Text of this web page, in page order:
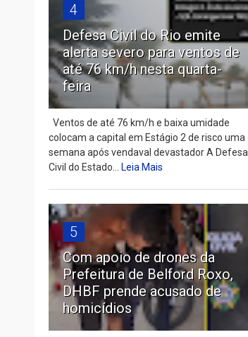
4
Defesa Civil do Rio emite
alerta severo para ventos de
até 76 km/h nesta quarta-
feira
Ventos de até 76 km/h e baixa umidade
colocam a capital em Estágio 2 de risco uma
semana após vendaval devastador A Defesa
Civil do Estado...Leia Mais
5
Com apoio de drones da
Prefeitura de Belford Roxo,
DHBF prende acusado de
homicídios